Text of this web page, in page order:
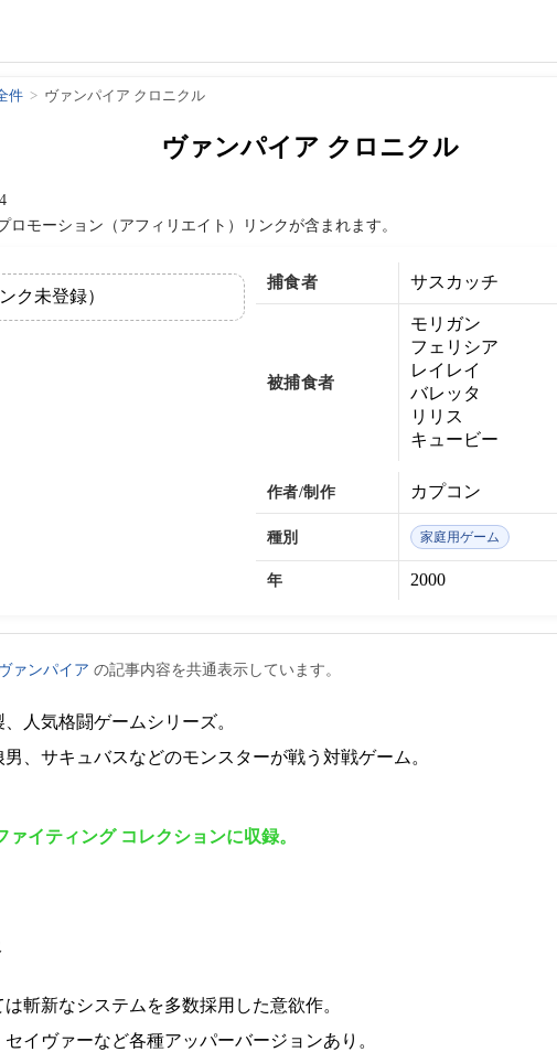
件 ヴァンパイア クロニクル
ヴァンパイア クロニクル
ロモーション（アフィリエイト）リンクが含まれます。
ク未登録）
捕食者 サスカッチ
被捕食者
モリガン
フェリシア
レイレイ
バレッタ
リリス
キュービー
作者/制作 カプコン
種別 家庭用ゲーム
年 2000
ァンパイア の記事内容を共通表示しています。
人気格闘ゲームシリーズ。
男、サキュバスなどのモンスターが戦う対戦ゲーム。
ァイティング コレクションに収録。
斬新なシステムを多数採用した意欲作。
イヴァーなど各種アッパーバージョンあり。